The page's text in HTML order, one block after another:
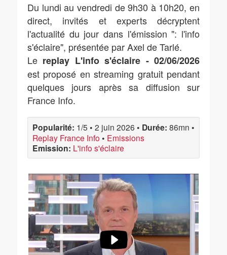
Du lundi au vendredi de 9h30 à 10h20, en
direct, invités et experts décryptent
l'actualité du jour dans l'émission ": l'info
s'éclaire", présentée par Axel de Tarlé.
Le replay L'info s'éclaire - 02/06/2026
est proposé en streaming gratuit pendant
quelques jours après sa diffusion sur
France Info.
Popularité: 1/5 • 2 juin 2026 • Durée: 86mn •
Replay France Info • Emissions
Emission: L'info s'éclaire